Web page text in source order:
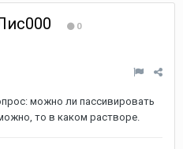
0
можно ли пассивировать
то в каком растворе.